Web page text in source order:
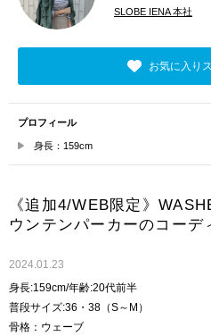
SLOBE IENA 本社
お気に入り
プロフィール
身長：159cm
《追加4/WEB限定》
ウンテンパーカーのコーデ
2024.01.23
身長:159cm/年齢:20代前半
普段サイズ:36・38（S～M）
骨格：ウェーブ